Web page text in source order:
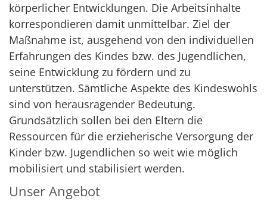
körperlicher Entwicklungen. Die Arbeitsinhalte
korrespondieren damit unmittelbar. Ziel der
Maßnahme ist, ausgehend von den individuellen
Erfahrungen des Kindes bzw. des Jugendlichen,
seine Entwicklung zu fördern und zu
unterstützen. Sämtliche Aspekte des Kindeswohls
sind von herausragender Bedeutung.
Grundsätzlich sollen bei den Eltern die
Ressourcen für die erzieherische Versorgung der
Kinder bzw. Jugendlichen so weit wie möglich
mobilisiert und stabilisiert werden.
Unser Angebot